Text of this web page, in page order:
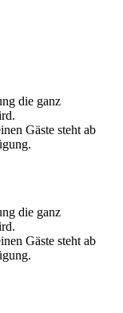
die ganz
Gäste steht ab
die ganz
Gäste steht ab